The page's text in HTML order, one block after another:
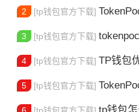
2 [tp钱包官方下载] TokenPocket
3 [tp钱包官方下载]
4 [tp钱包官方下载] TP钱包优
5 [tp钱包官方下载]